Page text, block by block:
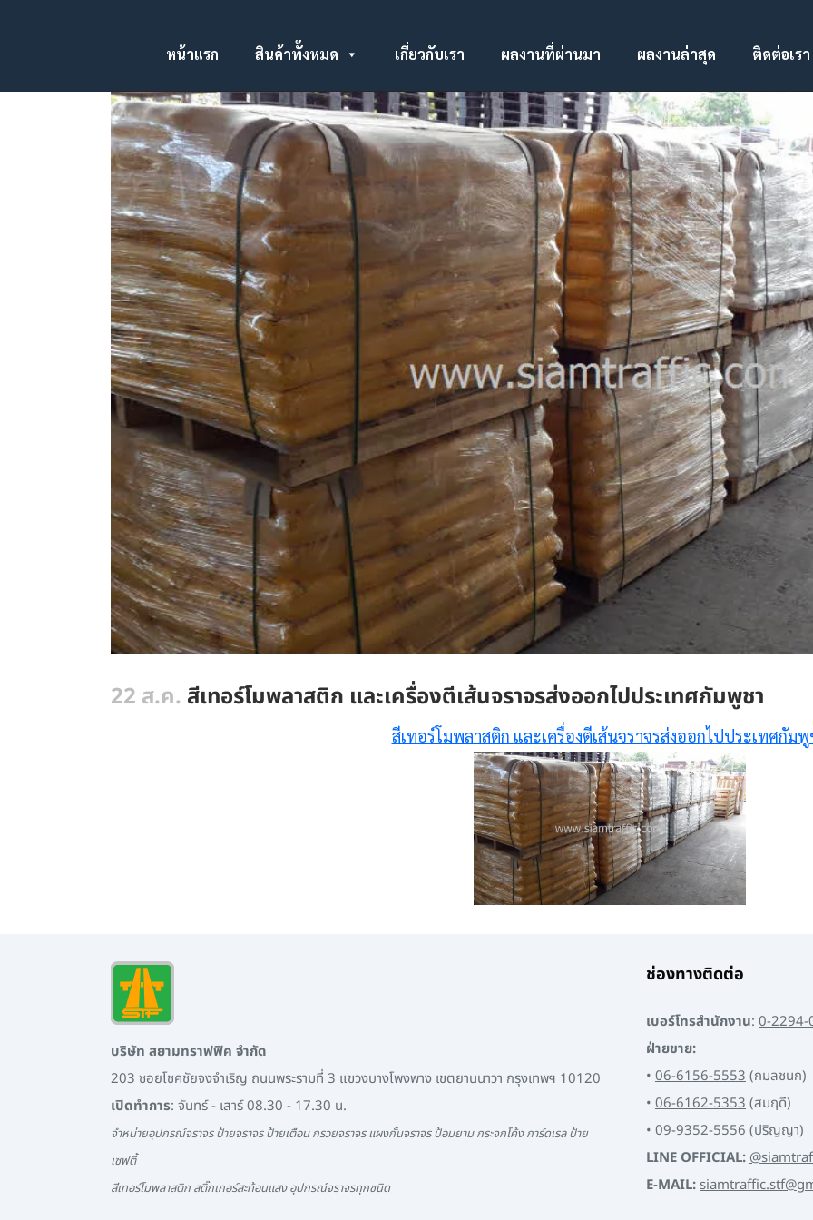
หน้าแรก สินค้าทั้งหมด เกี่ยวกับเรา ผลงานที่ผ่านมา ผลงานล่าสุด ติดต่อเรา
22 ส.ค. สีเทอร์โมพลาสติก และเครื่องตีเส้นจราจรส่งออกไปประเทศกัมพูชา
สีเทอร์โมพลาสติก และเครื่องตีเส้นจราจรส่งออกไปประเทศกัม
บริษัท สยามทราฟฟิค จำกัด
203 ซอยโชคชัยจงจำเริญ ถนนพระรามที่ 3 แขวงบางโพงพาง เขตยานนาวา กรุงเทพฯ 10120
เปิดทำการ: จันทร์ - เสาร์ 08.30 - 17.30 น.
จำหน่ายอุปกรณ์จราจร ป้ายจราจร ป้ายเตือน กรวยจราจร แผงกั้นจราจร ป้อมยาม กระจกโค้ง การ์ดเรล ป้าย
เซฟตี้
สีเทอร์โมพลาสติก สติ๊กเกอร์สะท้อนแสง อุปกรณ์จราจรทุกชนิด
ช่องทางติดต่อ
เบอร์โทรสำนักงาน: 0-
ฝ่ายขาย:
• 06-6156-5553(กมลชนก)
• 06-6162-5353(สมฤดี)
• 09-9352-5556(ปริญญา)
LINE OFFICIAL:
E-MAIL: